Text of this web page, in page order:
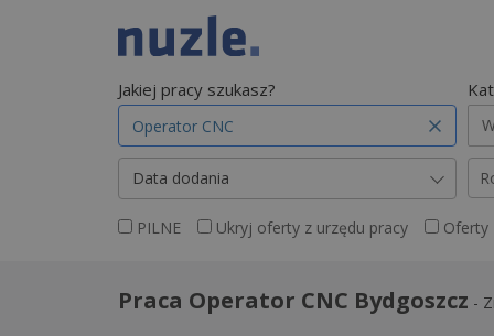
Jakiej pracy szukasz?
Data dodania
PILNE Ukryj oferty z urzędu pracy Oferty
Praca Operator CNC Bydgoszcz -